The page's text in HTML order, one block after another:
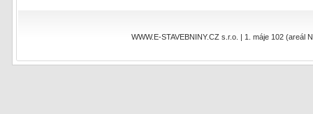
WWW.E-STAVEBNINY.CZ s.r.o. | 1. máje 102